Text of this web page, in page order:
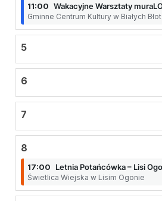
11:00 Wakacyjne Warsztaty
Gminne Centrum Kultury w Białych
5
6
7
8
17:00 Letnia Potańcówka – Lisi
Świetlica Wiejska w Lisim Ogonie